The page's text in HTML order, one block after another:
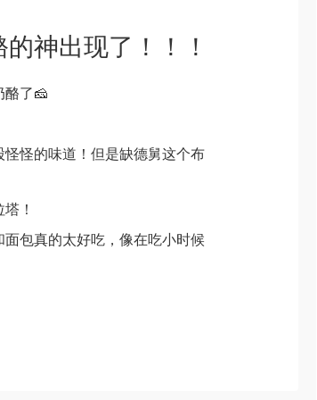
神出现了！！！
酪了🧀
怪的味道！但是缺德舅这个布
！
包真的太好吃，像在吃小时候